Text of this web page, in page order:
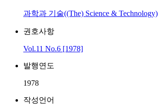
과학과 기술((The) Science & Technology)
권호사항
Vol.11 No.6 [1978]
발행연도
1978
작성언어